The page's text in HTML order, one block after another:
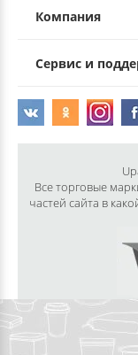
Компания
Сервис и
Все торговые
частей сайта в